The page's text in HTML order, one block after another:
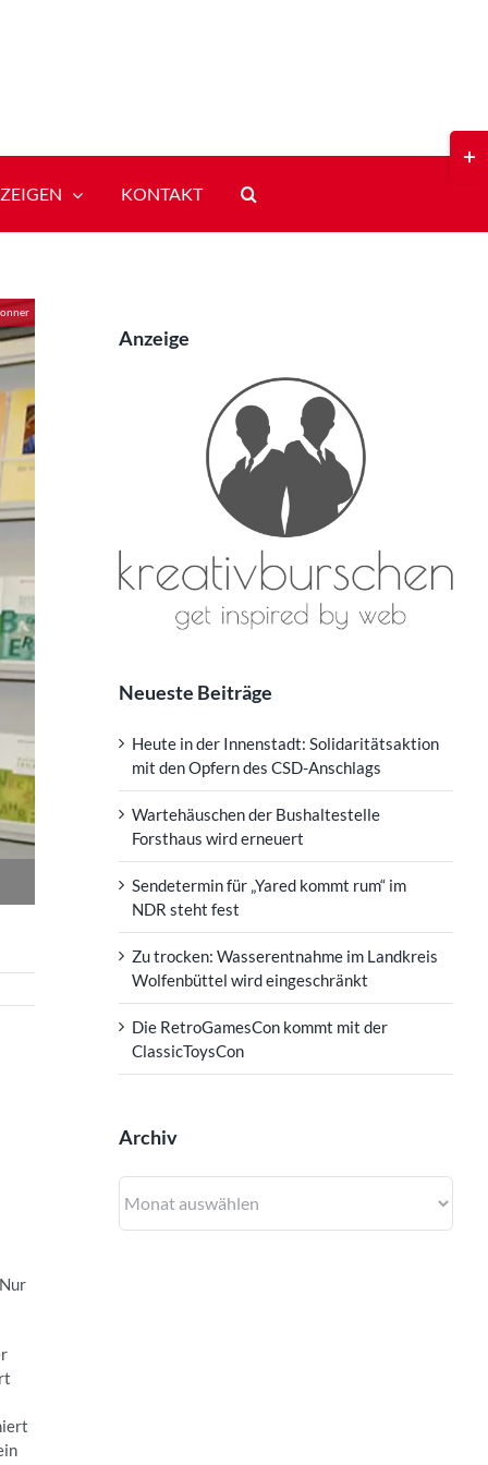
KONTAKT
Anzeige
Neueste Beiträge
Heute in der Innenstadt: Solidaritätsaktion
mit den Opfern des CSD-Anschlags
Wartehäuschen der Bushaltestelle
Forsthaus wird erneuert
Sendetermin für „Yared kommt rum“ im
NDR steht fest
Zu trocken: Wasserentnahme im Landkreis
Wolfenbüttel wird eingeschränkt
Die RetroGamesCon kommt mit der
ClassicToysCon
Archiv